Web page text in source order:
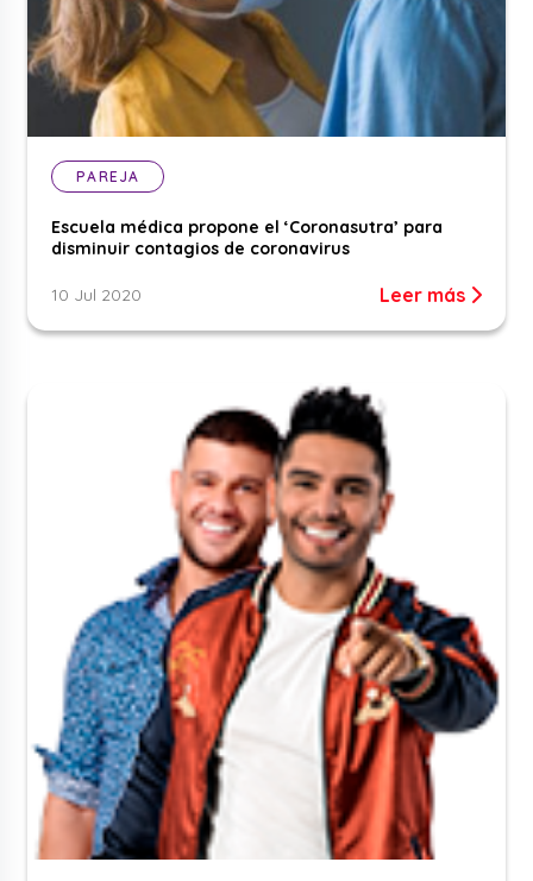
PAREJA
Escuela médica propone el ‘Coronasutra’ para
disminuir contagios de coronavirus
10 Jul 2020 Leer más